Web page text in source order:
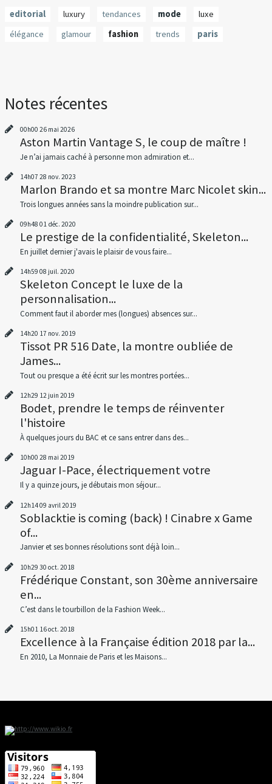
editorial luxury tendances mode
luxe
élégance
glamour fashion trends paris
Notes récentes
00h00 26 mai 2026
Aston Martin Vantage S, le coup de maître !
Je n’ai jamais caché à personne mon admiration et...
14h07 28 nov. 2023
Marlon Brando et sa montre Marc Nicolet skin...
Trois longues années sans la moindre publication sur...
09h48 01 déc. 2020
Le prestige de la confidentialité, Skeleton...
En juillet dernier j'avais le plaisir de vous faire...
14h59 08 juil. 2020
Skeleton Concept le luxe de la
personnalisation...
Comment faut il aborder mes (longues) absences sur...
14h20 17 nov. 2019
Tissot PR 516 Date, la montre oubliée de
James...
Tout ou presque a été écrit sur les montres portées...
12h29 12 juin 2019
Bodet, prendre le temps de réinventer
l'histoire
À quelques jours du BAC et ce sans entrer dans des...
10h00 28 mai 2019
Jaguar I-Pace, électriquement votre
Il y a quinze jours, je débutais mon séjour...
12h1409 avril 2019
Soblacktie is coming (back) ! Cinabre x Game
of...
Janvier et ses bonnes résolutions sont déjà loin...
10h29 30 oct. 2018
Frédérique Constant, son 30ème anniversaire
en...
C’est dans le tourbillon de la Fashion Week...
15h01 16oct. 2018
Excellence à la Française édition 2018 par la...
En 2010, La Monnaie de Paris et les Maisons...